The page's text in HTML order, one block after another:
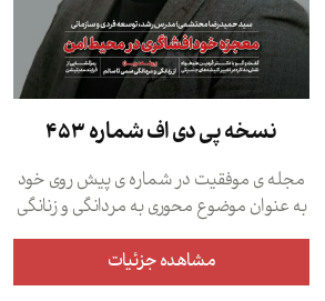
نسخه پي دي اف شماره 453
مجله ی موفقیت در شماره ی پیش روی خود
به عنوان موضوع محوری به مردانگی و زنانگی
سمی پرداخته است؛ علاوه بر این که؛ گفت و
گویی اختصاصی داشته ایم با فردین علیخواه،
جامعه شناس در بخش های مختلف تلاش
مشاهده جزئیات